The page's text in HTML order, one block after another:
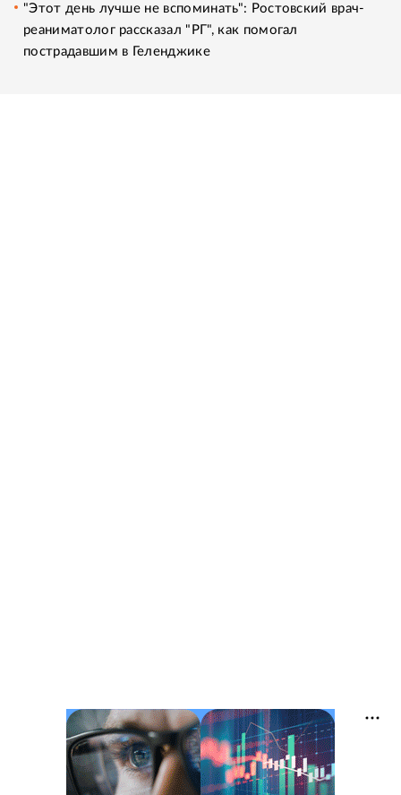
"Этот день лучше не вспоминать": Ростовский врач-
реаниматолог рассказал "РГ", как помогал
пострадавшим в Геленджике